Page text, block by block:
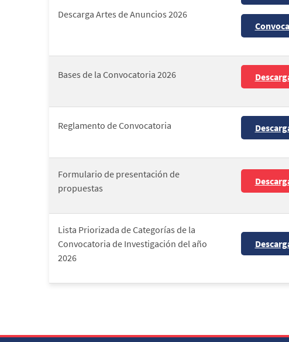
Descarga Artes de Anuncios 2026
Bases de la Convocatoria 2026
Reglamento de Convocatoria
Formulario de presentación de
propuestas
Lista Priorizada de Categorías de la
Convocatoria de Investigación del año
2026